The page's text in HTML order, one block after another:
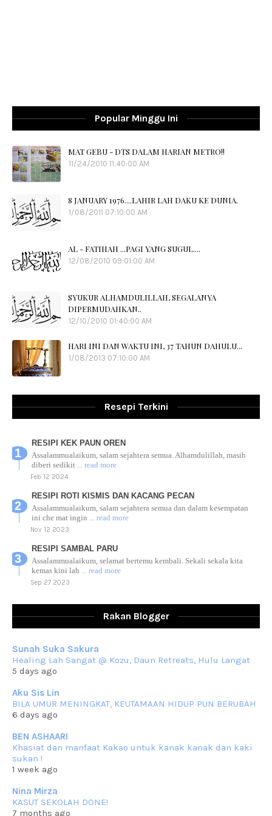
Popular Minggu Ini
MAT GEBU - DTS DALAM HARIAN METRO!!
11/24/2010 11:40:00 AM
8 JANUARY 1976....LAHIR LAH DAKU KE DUNIA.
1/08/2011 07:10:00 AM
AL - FATIHAH ...PAGI YANG SUGUL....
12/08/2010 09:01:00 AM
SYUKUR ALHAMDULILLAH, SEGALANYA
DIPERMUDAHKAN..
12/10/2010 01:40:00 AM
HARI INI DAN WAKTU INI, 37 TAHUN DAHULU...
1/08/2013 07:10:00 AM
Resepi Terkini
RESIPI KEK PAUN OREN
Assalammualaikum, salam sejahtera semua. Alhamdulillah, masih
diberi sedikit ... read more
Feb 12 2024
RESIPI ROTI KISMIS DAN KACANG PECAN
Assalammualaikum, salam sejahtera semua dan dalam kesempatan
ini che mat ingin ... read more
Nov 12 2023
RESIPI SAMBAL PARU
Assalammualaikum, selamat bertemu kembali. Sekali sekala kita
kemas kini lah ... read more
Sep 27 2023
Assalammualaikum, salam sejahtera dan salam rindu untuk semua.
RESIPI KUIH KASWI KELEDEK UNGU
Assalammualaikum, salam semua. Masih belum terlambat untuk che
mat ucapkan
Jun 30 2023
RESIPI KURMA AYAM MERAH
Assalammualaikum, salam semua. Hari ni 4 Zulhijjah 1444 Hijrah,
Jun 23 2023
RESIPI SAMBAL PARU
Assalammualaikum, salam sejahtera semua. Lama betul che mat tak
Jun 20 2023
RESIPI PISANG MUDA MASAK LEMAK
Rakan Blogger
Sunah Suka Sakura
Healing Lah Sangat @ Kozu, Daun Retreats, Hulu Langat
5 days ago
Aku Sis Lin
BILA UMUR MENINGKAT, KEUTAMAAN HIDUP PUN BERUBAH
6 days ago
BEN ASHAARI
Khasiat dan manfaat Kakao untuk kanak kanak dan kaki
sukan !
1 week ago
Nina Mirza
KASUT SEKOLAH DONE!
7 months ago